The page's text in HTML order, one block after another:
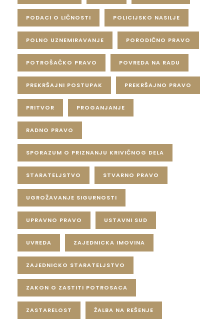
PODACI O LIČNOSTI POLICIJSKO NASILJE
POLNO UZNEMIRAVANJE PORODIČNO PRAVO
POTROŠAČKO PRAVO POVREDA NA RADU
PREKRŠAJNI POSTUPAK PREKRŠAJNO PRAVO
PRITVOR PROGANJANJE
RADNO PRAVO
SPORAZUM O PRIZNANJU KRIVIČNOG DELA
STARATELJSTVO STVARNO PRAVO
UGROŽAVANJE SIGURNOSTI
UPRAVNO PRAVO USTAVNI SUD
UVREDA ZAJEDNICKA IMOVINA
ZAJEDNICKO STARATELJSTVO
ZAKON O ZASTITI POTROSACA
ZASTARELOST ŽALBA NA REŠENJE